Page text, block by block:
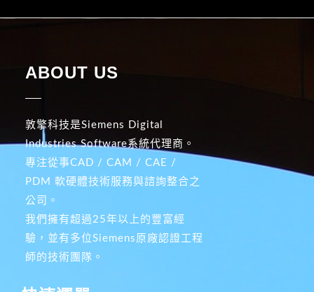
ABOUT US
敦擎科技是Siemens Digital
Industries Software系統代理商。
專注從事CAD / CAM / CAE /
PDM 軟硬體技術服務與諮詢整合之
公司。
我們擁有超過25年以上的豐富經
驗，並有多位Siemens原廠認證工程
師的技術團隊。